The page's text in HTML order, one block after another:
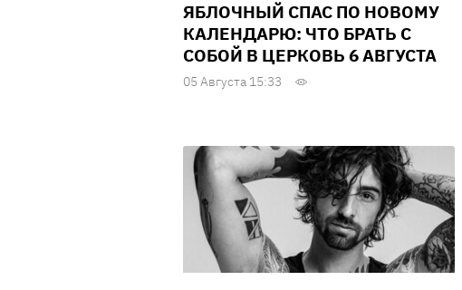
ЯБЛОЧНЫЙ СПАС ПО НОВОМУ
КАЛЕНДАРЮ: ЧТО БРАТЬ С
СОБОЙ В ЦЕРКОВЬ 6 АВГУСТА
05 Августа 15:33